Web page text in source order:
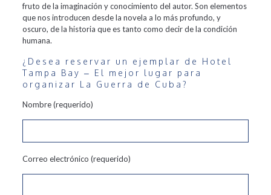
fruto de la imaginación y conocimiento del autor. Son elementos
que nos introducen desde la novela a lo más profundo, y
oscuro, de la historia que es tanto como decir de la condición
humana.
¿Desea reservar un ejemplar de Hotel
Tampa Bay – El mejor lugar para
organizar La Guerra de Cuba?
Nombre (requerido)
Correo electrónico (requerido)